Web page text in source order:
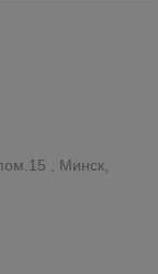
, Минск,